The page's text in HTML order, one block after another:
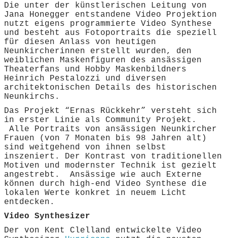
Die unter der künstlerischen Leitung von
Jana Honegger entstandene Video Projektion
nutzt eigens programmierte Video Synthese
und besteht aus Fotoportraits die speziell
für diesen Anlass von heutigen
Neunkircherinnen erstellt wurden, den
weiblichen Maskenfiguren des ansässigen
Theaterfans und Hobby Maskenbildners
Heinrich Pestalozzi und diversen
architektonischen Details des historischen
Neunkirchs.
Das Projekt “Ernas Rückkehr” versteht sich
in erster Linie als Community Projekt.
Alle Portraits von ansässigen Neunkircher
Frauen (von 7 Monaten bis 98 Jahren alt)
sind weitgehend von ihnen selbst
inszeniert. Der Kontrast von traditionellen
Motiven und modernster Technik ist gezielt
angestrebt. Ansässige wie auch Externe
können durch high-end Video Synthese die
lokalen Werte konkret in neuem Licht
entdecken.
Video Synthesizer
Der von Kent Clelland entwickelte Video